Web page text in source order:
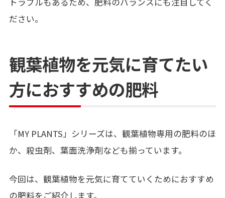
ださい。
観葉植物を元気に育てたい
方におすすめの肥料
「MY PLANTS」シリーズは、観葉植物専用の肥料のほ
か、殺虫剤、葉面洗浄剤なども揃っています。
今回は、観葉植物を元気に育てていくためにおすすめ
の肥料をご紹介します。